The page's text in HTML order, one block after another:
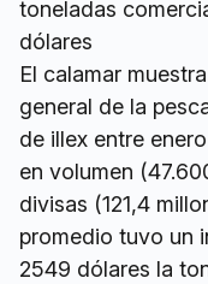
toneladas
dólares
El calamar
general de la
de illex entre
en volumen
divisas (121,4
promedio tuvo un
2549 dólares la